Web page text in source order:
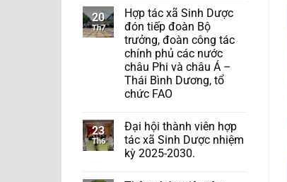
20
Th7
Hợp tác xã Sinh Dược
đón tiếp đoàn Bộ
trưởng, đoàn công tác
chính phủ các nước
châu Phi và châu Á –
Thái Bình Dương, tổ
chức FAO
23
Th6
Đại hội thành viên hợp
tác xã Sinh Dược nhiệm
kỳ 2025-2030.